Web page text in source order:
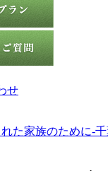
た家族のために-